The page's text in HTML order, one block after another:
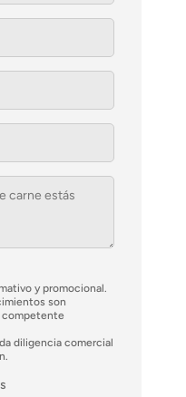
y promocional.
son
competente
diligencia comercial